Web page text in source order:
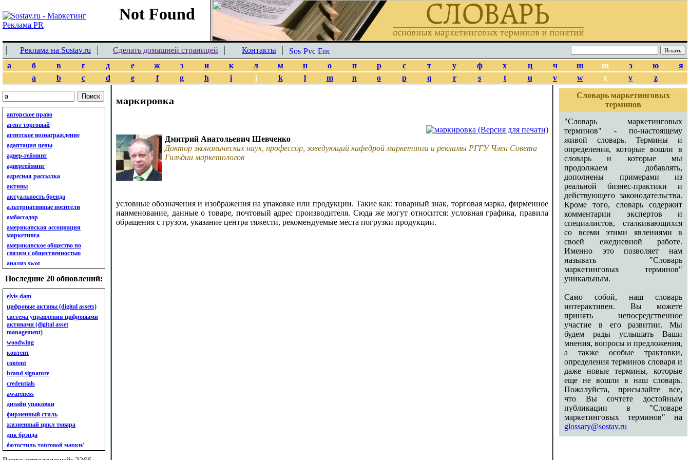
Реклама на Sostav.ru Сделать домашней страницей
Контакты
а
б в г д е ж з и к л м н о п р с т у ф х ц ч ш щ э ю
я
a
b c d e f g h i j k l m n o p q r s t u v w x y z
авторское право
агент торговый
агентское вознаграждение
адаптация цены
адвер-гейминг
адвергейминг
адресная рассылка
активы
актуальность бренда
альтернативные носители
амбассадор
американская ассоциация
маркетинга
американское общество по
связям с общественностью
анализ swot
анализ бизнес-портфеля
анализ имиджа
анализ кластерный
анализ конкурентов
анализ кросс-культурных
особенностей
анализ мак кинси «7s»
анализ макросистемы
анализ маркетинговый
анализ рынка
анализ ситуационный
анализ экспертный
индивидуальный
анкета
ассортимент
ассортимент товарный.
планирование товарного
ассортимента
ассортимент. глубина
Последние 20 обновлений:
elvis dam
цифровые активы (digital assets)
система управления цифровыми
активами (digital asset
management)
woodwing
контент
content
brand signature
credentials
awareness
дизайн упаковки
фирменный стиль
жизненный цикл товара
днк брэнда
фотостиль торговой марки/
линейки продукции
маркировка
Дмитрий Анатольевич Шевченко
Доктор экономических наук, профессор, заведующий кафедрой маркетинга и рекламы РГГУ Член Совета
Гильдии маркетологов
условные обозначения и изображения на упаковке или продукции. Такие как: товарный знак, торговая марка, фирменное
наименование, данные о товаре, почтовый адрес производителя. Сюда же могут относится: условная графика, правила
обращения с грузом, указание центра тяжести, рекомендуемые места погрузки продукции.
Словарь маркетинговых
терминов
"Словарь маркетинговых
терминов" - по-настоящему
живой словарь. Термины и
определения, которые вошли в
словарь и которые мы
продолжаем добавлять,
дополнены примерами из
реальной бизнес-практики и
действующего законодательства.
Кроме того, словарь содержит
комментарии экспертов и
специалистов, сталкивающихся
со всеми этими явлениями в
своей ежедневной работе.
Именно это позволяет нам
называть "Словарь
маркетинговых терминов"
уникальным.
Само собой, наш словарь
интерактивен. Вы можете
принять непосредственное
участие в его развитии. Мы
будем рады услышать Ваши
мнения, вопросы и предложения,
а также особые трактовки,
определения терминов словаря и
даже новые термины, которые
еще не вошли в наш словарь.
Пожалуйста, присылайте все,
что Вы сочтете достойным
публикации в "Словаре
маркетинговых терминов" на
glossary@sostav.ru